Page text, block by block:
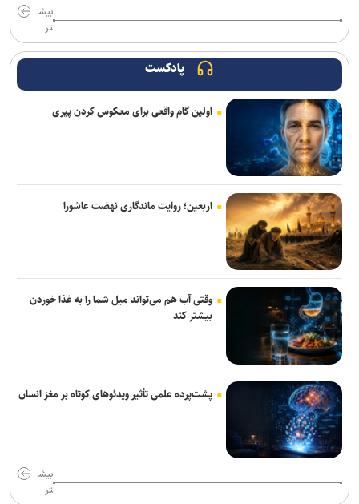
بیش
تر
پادکست
اولین گام واقعی برای معکوس کردن پیری
اربعین؛ روایت ماندگاری نهضت عاشورا
وقتی آب هم می‌تواند میل شما را به غذا خوردن
بیشتر کند
پشت‌پرده علمی تأثیر ویدئو‌های کوتاه بر مغز انسان
بیش
تر